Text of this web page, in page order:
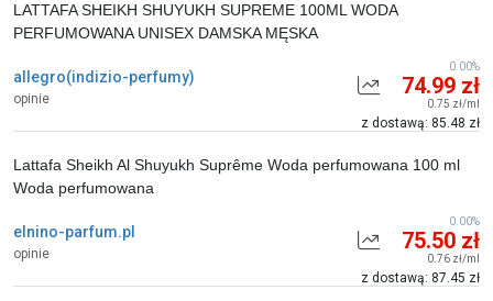
allegro(indizio-perfumy)
opinie
LATTAFA SHEIKH SHUYUKH SUPREME 100ML WODA
PERFUMOWANA UNISEX DAMSKA MĘSKA
74.99 zł
0.75 zł/ml
z dostawą: 85.48 zł
0.00%
elnino-parfum.pl
opinie
Lattafa Sheikh Al Shuyukh Suprême Woda perfumowana 100 ml
Woda perfumowana
75.50 zł
0.76 zł/ml
z dostawą: 87.45 zł
0.00%